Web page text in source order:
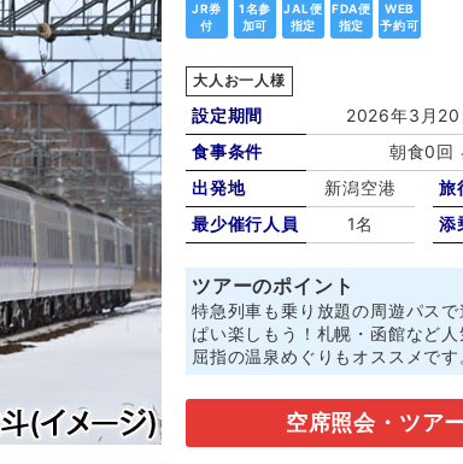
JR券
付
1名参
加可
JAL便
指定
FDA便
指定
WEB
予約可
大人お一人様
設定期間
2026年3月
食事条件
朝食0回
出発地
新潟空港
最少催行人員
1名
旅
添
ツアーのポイント
特急列車も乗り放題の周遊パス
ぱい楽しもう！札幌・函館など
屈指の温泉めぐりもオススメです
空席照会・ツア